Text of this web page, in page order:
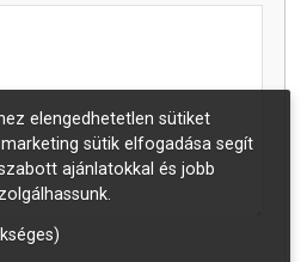
elengedhetetlen sütiket
sütik elfogadása segít
ajánlatokkal és jobb